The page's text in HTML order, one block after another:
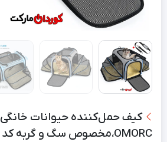
کیف حمل‌کننده حیوانات خانگی
OMORC،مخصوص سگ و گربه کد 27250